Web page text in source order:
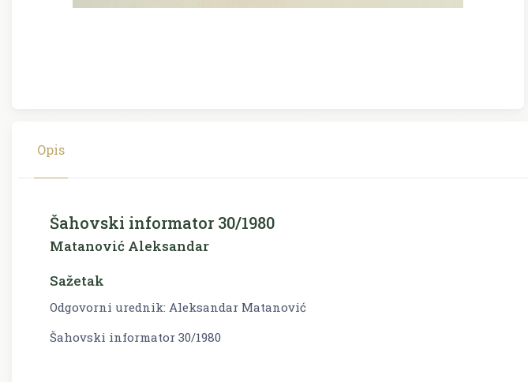
Opis
Šahovski informator 30/1980
Matanović Aleksandar
Sažetak
Odgovorni urednik: Aleksandar Matanović
Šahovski informator 30/1980